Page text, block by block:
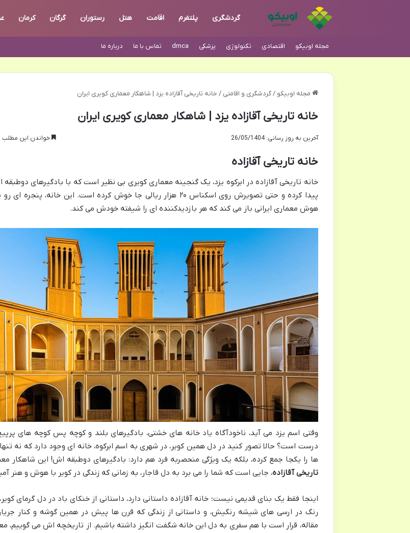
گردشگری پلتفرم اقامت هتل رستوران گرگان کرمان
مجله اوبیکو اقتصادی تکنولوژی پزشکی dmca تماس با ما درباره ما
مجله اوبیکو / گردشگری و اقامتی / خانه تاریخی آقازاده یزد | شاهکار معماری کویری ایران
خانه تاریخی آقازاده یزد | شاهکار معماری کویری ایران
آخرین به روز رسانی: 26/05/1404 خواندن این مطلب 13 دقیقه زمان میبرد
خانه تاریخی آقازاده
خانه تاریخی آقازاده در ابرکوه یزد، یک گنجینه معماری کویری بی نظیر است که با بادگیرهای
پیدا کرده و حتی تصویرش روی اسکناس ۲۰ هزار ریالی جا خوش کرده است. این خانه،
هوش معماری ایرانی باز می کند که هر بازدیدکننده ای را شیفته خودش می کند.
وقتی اسم یزد می آید، ناخودآگاه یاد خانه های خشتی، بادگیرهای بلند و کوچه پس کوچه های
درست است؟ حالا تصور کنید در دل همین کویر، در شهری به اسم ابرکوه، خانه ای وجود دارد که نه
ها را یکجا جمع کرده، بلکه یک ویژگی منحصربه فرد هم دارد: بادگیرهای دوطبقه اش! این شاهکار
تاریخی آقازاده، جایی است که شما را می برد به دل قاجار، به زمانی که زندگی در کویر با هوش و هنر
اینجا فقط یک بنای قدیمی نیست؛ خانه آقازاده داستانی دارد، داستانی از خنکای باد در دل گرمای
رنگ در ارسی های شیشه رنگیش، و داستانی از زندگی که قرن ها پیش در همین گوشه و کنار
مقاله، قرار است با هم سفری به دل این خانه شگفت انگیز داشته باشیم. از تاریخچه اش می گوییم،